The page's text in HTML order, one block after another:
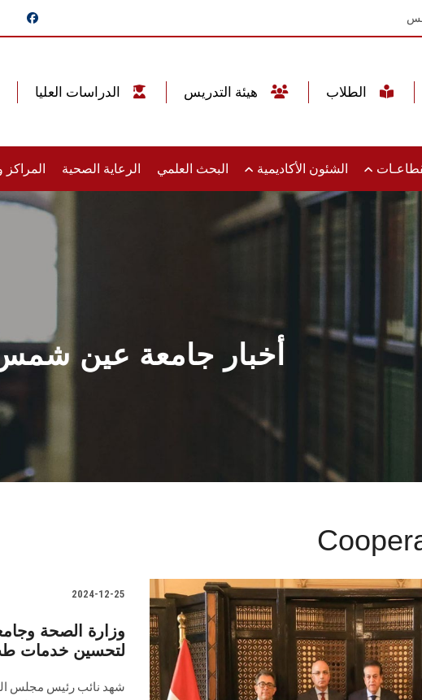
الشئون الأكاديمية البحث العلمي الرعاية الصحية المراكز
أخبار جامعة عين
2024-12-25
وزارة الصحة
لتحسين خدمات
شهد نائب رئيس مجلس